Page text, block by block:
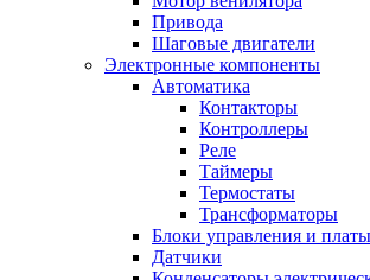
Привода
Шаговые двигатели
Электронные компоненты
Автоматика
Контакторы
Контроллеры
Реле
Таймеры
Термостаты
Трансформаторы
Блоки управления и платы
Датчики